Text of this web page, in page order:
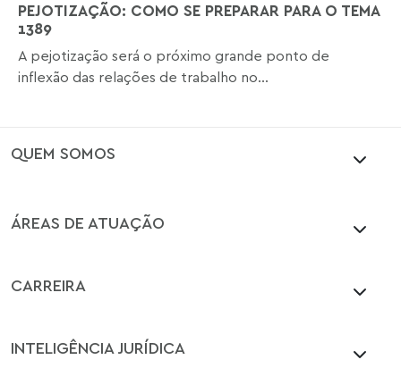
PEJOTIZAÇÃO: COMO SE PREPARAR PARA O TEMA
1389
A pejotização será o próximo grande ponto de
inflexão das relações de trabalho no...
QUEM SOMOS
ÁREAS DE ATUAÇÃO
CARREIRA
INTELIGÊNCIA JURÍDICA